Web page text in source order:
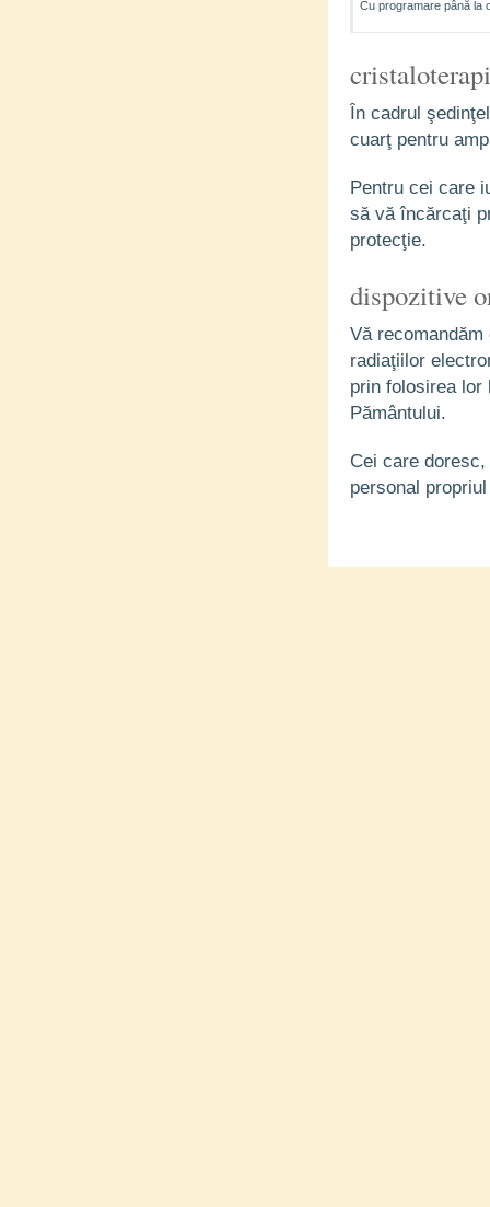
Cu programare până la
În cadrul
cuarţ pentru
Pentru cei care
să vă încărcaţi
protecţie.
dispozitive
Vă
radiaţiilor
prin folosirea lor
Pământului.
Cei care
personal